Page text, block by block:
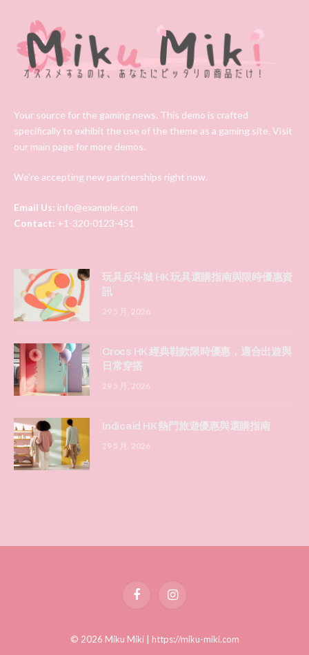
Your source for the gaming news. This demo is crafted
specifically to exhibit the use of the theme as a gaming site. Visit
our main page for more demos.
We're accepting new partnerships right now.
Email Us: info@example.com
Contact: +1-320-0123-451
玩具反斗城 HK 玩具選購指南與限時優惠資
訊
29 5 月, 2026
Crocs HK 經典鞋款限時優惠，適合出遊與
日常穿搭
29 5 月, 2026
Indicaid HK 熱門旅遊優惠與選購指南
29 5 月, 2026
FacebookInstagram
© 2026 Miku Miki | https://miku-miki.com